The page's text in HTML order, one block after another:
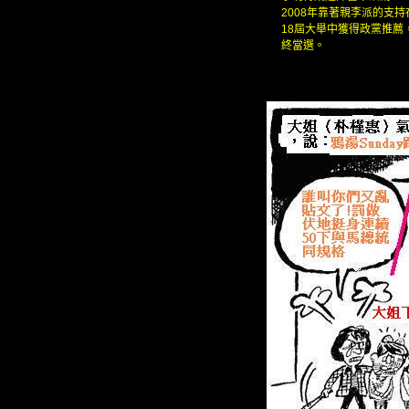
2008年靠著親李派的支持
18屆大舉中獲得政黨推薦
終當選。